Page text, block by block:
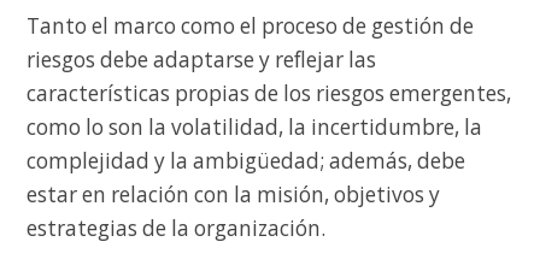
Tanto el marco como el proceso de gestión de
riesgos debe adaptarse y reflejar las
características propias de los riesgos emergentes,
como lo son la volatilidad, la incertidumbre, la
complejidad y la ambigüedad; además, debe
estar en relación con la misión, objetivos y
estrategias de la organización.